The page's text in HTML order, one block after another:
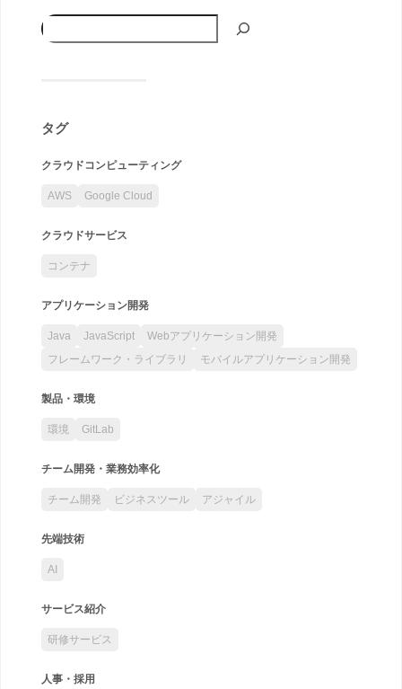
タグ
クラウドコンピューティング
AWS Google Cloud
クラウドサービス
コンテナ
アプリケーション開発
Java JavaScript
Webアプリケーション開発
フレームワーク・ライブラリ
モバイルアプリケーション開発
製品・環境
環境 GitLab
チーム開発・業務効率化
チーム開発 ビジネスツール アジャイル
先端技術
AI
サービス紹介
研修サービス
人事・採用